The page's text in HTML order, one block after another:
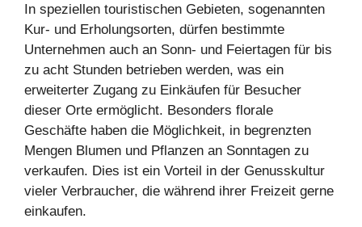
In speziellen touristischen Gebieten, sogenannten
Kur- und Erholungsorten, dürfen bestimmte
Unternehmen auch an Sonn- und Feiertagen für bis
zu acht Stunden betrieben werden, was ein
erweiterter Zugang zu Einkäufen für Besucher
dieser Orte ermöglicht. Besonders florale
Geschäfte haben die Möglichkeit, in begrenzten
Mengen Blumen und Pflanzen an Sonntagen zu
verkaufen. Dies ist ein Vorteil in der Genusskultur
vieler Verbraucher, die während ihrer Freizeit gerne
einkaufen.